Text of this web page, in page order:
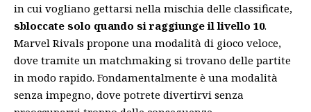
in cui vogliano gettarsi nella mischia delle classificate,
sbloccate solo quando si raggiunge il livello 10.
Marvel Rivals propone una modalità di gioco veloce,
dove tramite un matchmaking si trovano delle partite
in modo rapido. Fondamentalmente è una modalità
senza impegno, dove potrete divertirvi senza